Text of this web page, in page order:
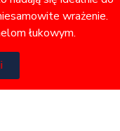
wrażenie.
łukowym.